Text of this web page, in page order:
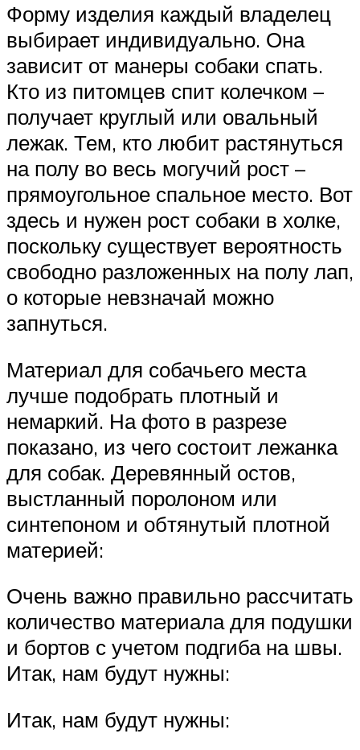
Форму изделия каждый владелец
выбирает индивидуально. Она
зависит от манеры собаки спать.
Кто из питомцев спит колечком –
получает круглый или овальный
лежак. Тем, кто любит растянуться
на полу во весь могучий рост –
прямоугольное спальное место. Вот
здесь и нужен рост собаки в холке,
поскольку существует вероятность
свободно разложенных на полу лап,
о которые невзначай можно
запнуться.
Материал для собачьего места
лучше подобрать плотный и
немаркий. На фото в разрезе
показано, из чего состоит лежанка
для собак. Деревянный остов,
выстланный поролоном или
синтепоном и обтянутый плотной
материей:
Очень важно правильно рассчитать
количество материала для подушки
и бортов с учетом подгиба на швы.
Итак, нам будут нужны:
Итак, нам будут нужны: